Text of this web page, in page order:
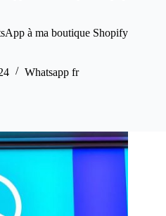
à ma boutique Shopify
Whatsapp fr